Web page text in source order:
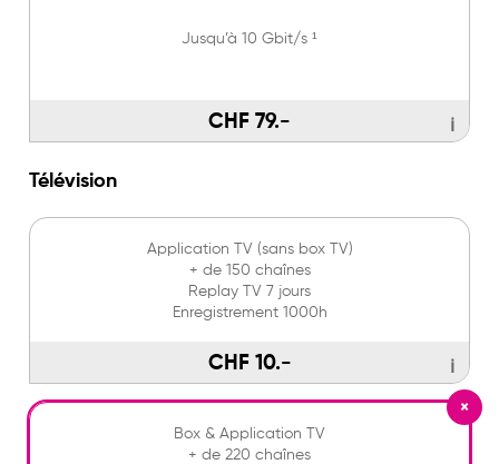
Jusqu’à 10 Gbit/s ¹
CHF 79.- ℹ
Télévision
Application TV (sans box TV)
+ de 150 chaînes
Replay TV 7 jours
Enregistrement 1000h
CHF 10.- ℹ
Box & Application TV
+ de 220 chaînes
×